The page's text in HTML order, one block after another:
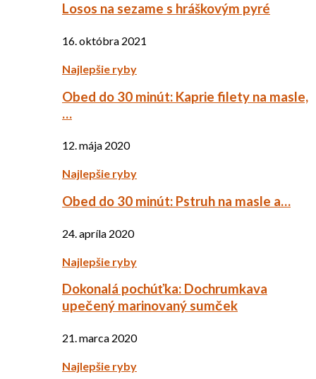
Losos na sezame s hráškovým pyré
16. októbra 2021
Najlepšie ryby
Obed do 30 minút: Kaprie filety na masle,
…
12. mája 2020
Najlepšie ryby
Obed do 30 minút: Pstruh na masle a…
24. apríla 2020
Najlepšie ryby
Dokonalá pochúťka: Dochrumkava
upečený marinovaný sumček
21. marca 2020
Najlepšie ryby